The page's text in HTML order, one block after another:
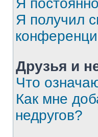
Я
Я получил
Друзья и
Что
Как мне
недругов?